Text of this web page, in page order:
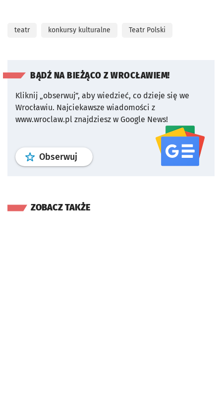
teatr konkursy kulturalne Teatr Polski
BĄDŹ NA BIEŻĄCO Z WROCŁAWIEM!
Kliknij „obserwuj”, aby wiedzieć, co dzieje się we
Wrocławiu. Najciekawsze wiadomości z
www.wroclaw.pl znajdziesz w Google News!
Obserwuj profil serwisu
ZOBACZ TAKŻE